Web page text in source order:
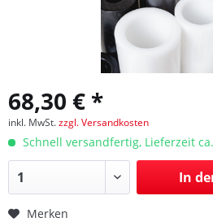
68,30 € *
inkl. MwSt.zzgl. Versandkosten
Schnell versandfertig, Lieferzeit
In
Merken